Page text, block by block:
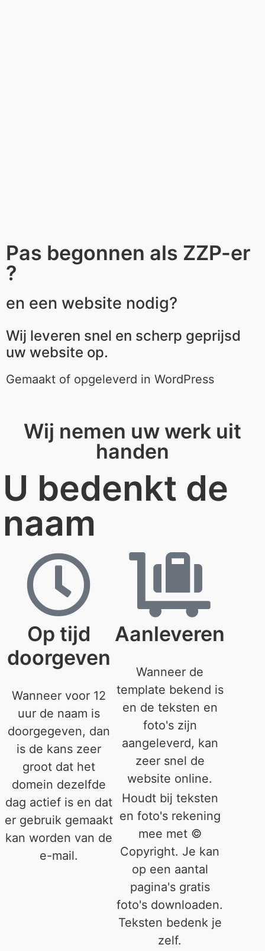
Pas begonnen als ZZP-er
?
en een website nodig?
Wij leveren snel en scherp geprijsd
uw website op.
Gemaakt of opgeleverd in WordPress
Wij nemen uw werk uit
handen
U bedenkt de
naam
Op tijd
doorgeven
Wanneer voor 12
uur de naam is
doorgegeven, dan
is de kans zeer
groot dat het
domein dezelfde
dag actief is en dat
er gebruik gemaakt
kan worden van de
e-mail.
Aanleveren
Wanneer de
template bekend is
en de teksten en
foto's zijn
aangeleverd, kan
zeer snel de
website online.
Houdt bij teksten
en foto's rekening
mee met ©
Copyright. Je kan
op een aantal
pagina's gratis
foto's downloaden.
Teksten bedenk je
zelf.